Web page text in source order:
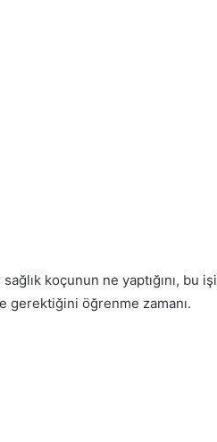
koçunun ne yaptığını, bu
gerektiğini öğrenme zamanı.